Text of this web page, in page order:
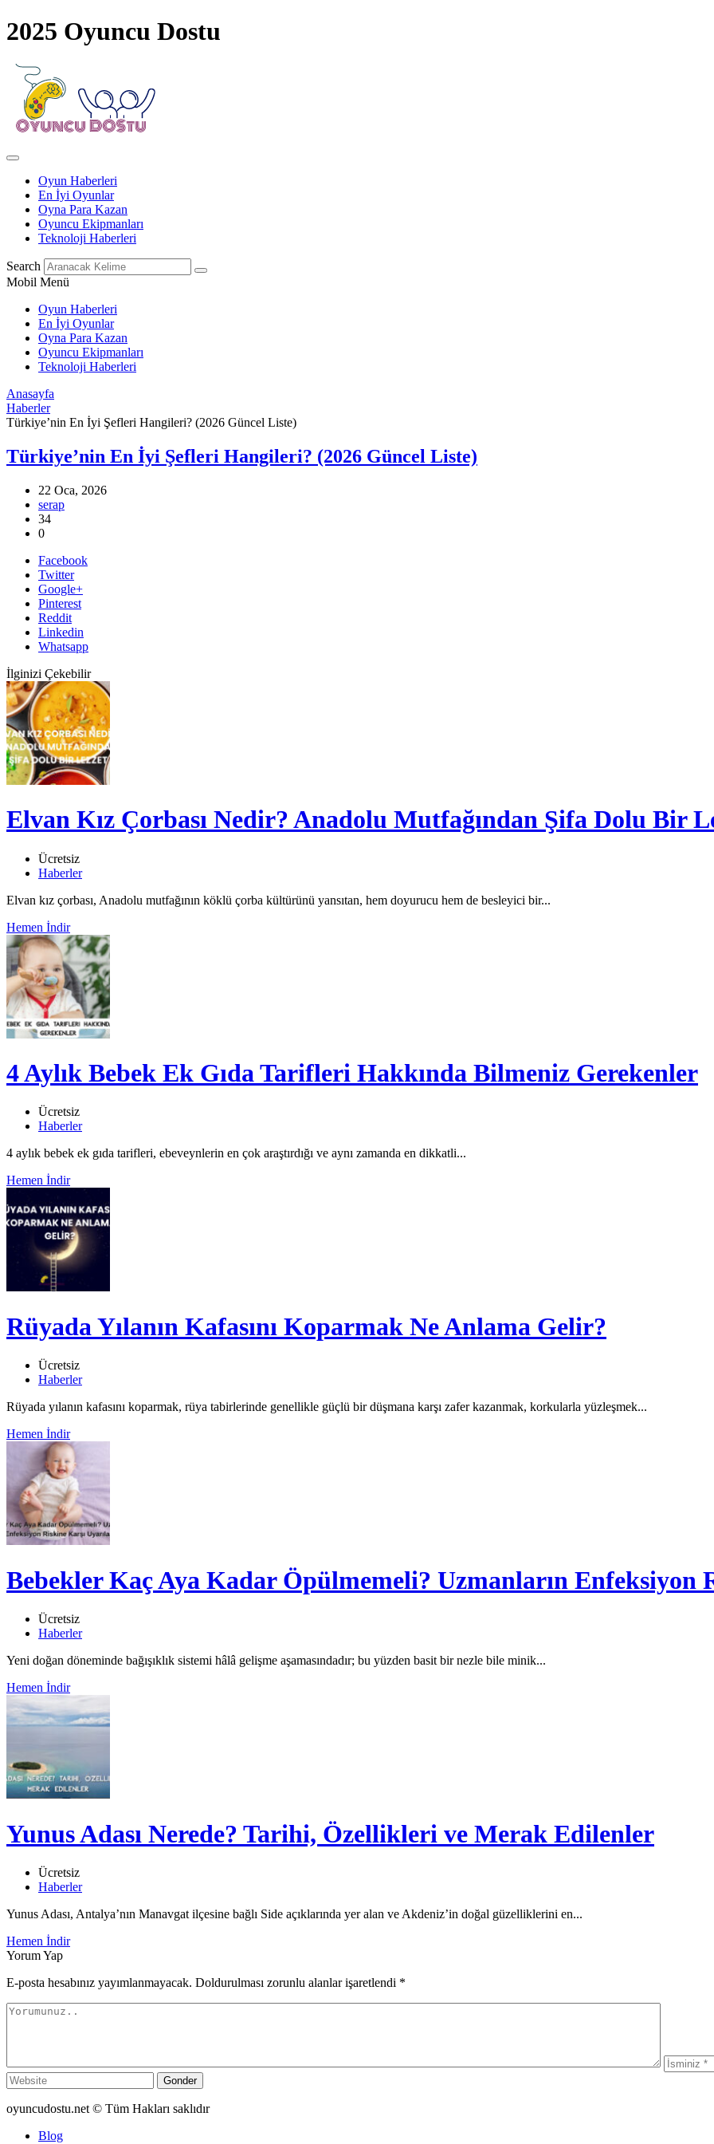
2025 Oyuncu Dostu
Oyun Haberleri
En İyi Oyunlar
Oyna Para Kazan
Oyuncu Ekipmanları
Teknoloji Haberleri
Search
Mobil Menü
Oyun Haberleri
En İyi Oyunlar
Oyna Para Kazan
Oyuncu Ekipmanları
Teknoloji Haberleri
Anasayfa
Haberler
Türkiye’nin En İyi Şefleri Hangileri? (2026 Güncel Liste)
Türkiye’nin En İyi Şefleri Hangileri? (2026 Güncel Liste)
22 Oca, 2026
serap
34
0
Facebook
Twitter
Google+
Pinterest
Reddit
Linkedin
Whatsapp
İlginizi Çekebilir
Elvan Kız Çorbası Nedir? Anadolu Mutfağından Şifa Dolu Bir
Ücretsiz
Haberler
Elvan kız çorbası, Anadolu mutfağının köklü çorba kültürünü yansıtan, hem doyurucu hem de besleyici bir...
Hemen İndir
4 Aylık Bebek Ek Gıda Tarifleri Hakkında Bilmeniz Gerekenler
Ücretsiz
Haberler
4 aylık bebek ek gıda tarifleri, ebeveynlerin en çok araştırdığı ve aynı zamanda en dikkatli...
Hemen İndir
Rüyada Yılanın Kafasını Koparmak Ne Anlama Gelir?
Ücretsiz
Haberler
Rüyada yılanın kafasını koparmak, rüya tabirlerinde genellikle güçlü bir düşmana karşı zafer kazanmak, korkularla yüzleşmek...
Hemen İndir
Bebekler Kaç Aya Kadar Öpülmemeli? Uzmanların Enfeksiyon
Ücretsiz
Haberler
Yeni doğan döneminde bağışıklık sistemi hâlâ gelişme aşamasındadır; bu yüzden basit bir nezle bile minik...
Hemen İndir
Yunus Adası Nerede? Tarihi, Özellikleri ve Merak Edilenler
Ücretsiz
Haberler
Yunus Adası, Antalya’nın Manavgat ilçesine bağlı Side açıklarında yer alan ve Akdeniz’in doğal güzelliklerini en...
Hemen İndir
Yorum Yap
E-posta hesabınız yayımlanmayacak. Doldurulması zorunlu alanlar işaretlendi *
Gonder
oyuncudostu.net © Tüm Hakları saklıdır
Blog